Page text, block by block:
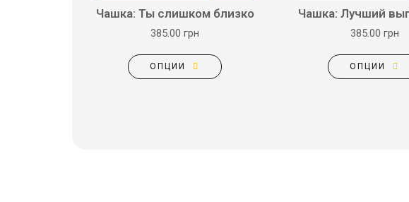
Чашка: Ты слишком близко
385.00 грн
ОПЦИИ
Чашка: Лучший
385.00 грн
ОПЦИИ